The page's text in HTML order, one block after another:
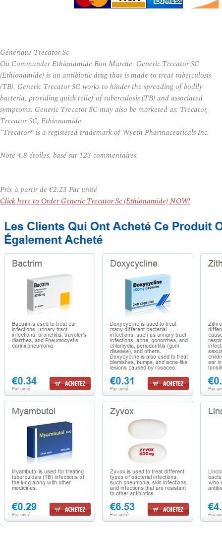
Générique Trecator Sc
Ou Commander Ethionamide Bon Marche. Generic Trecator SC
(Ethionamide) is an antibiotic drug that is made to treat tuberculosis
(TB). Generic Trecator SC works to hinder the spreading of bodily
bacteria, providing quick relief of tuberculosis (TB) and associated
symptoms. Generic Trecator SC may also be marketed as: Trecator,
Trecator SC, Ethionamide
*Trecator® is a registered trademark of Wyeth Pharmaceuticals Inc.
Note 4.8 étoiles, basé sur 123 commentaires.
Prix à partir de €2.23 Par unité
Click here to Order Generic Trecator Sc (Ethionamide) NOW!